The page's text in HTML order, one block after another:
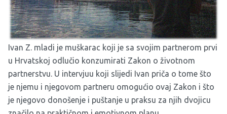
Ivan Z. mladi je muškarac koji je sa svojim partnerom prvi
u Hrvatskoj odlučio konzumirati Zakon o životnom
partnerstvu. U intervjuu koji slijedi Ivan priča o tome što
je njemu i njegovom partneru omogućio ovaj Zakon i što
je njegovo donošenje i puštanje u praksu za njih dvojicu